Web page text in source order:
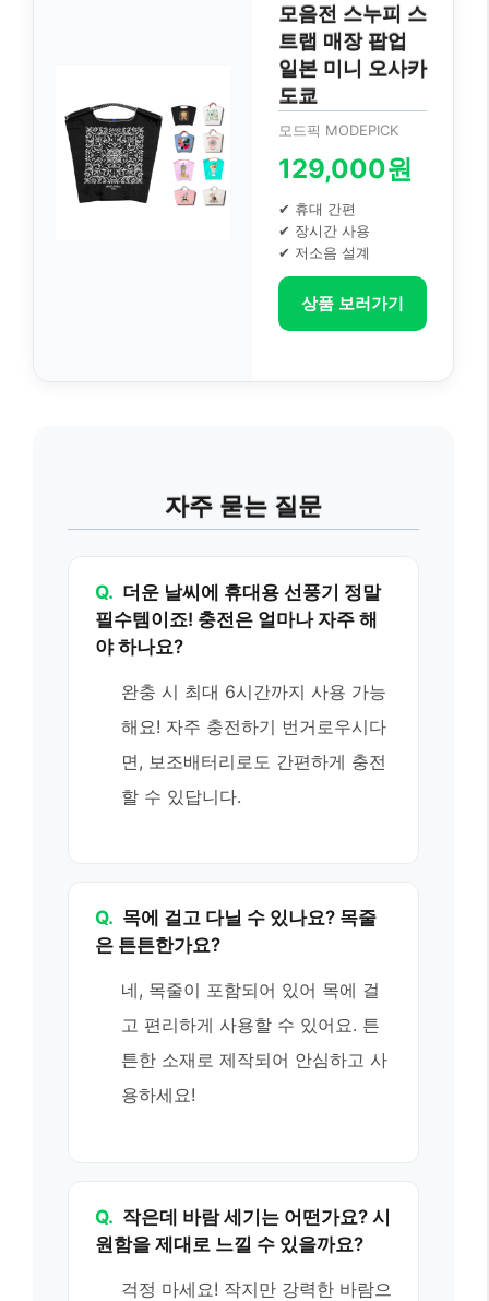
모음전 스누피 스
트랩 매장 팝업
일본 미니 오사카
도쿄
모드픽 MODEPICK
129,000원
✔ 휴대 간편
✔ 장시간 사용
✔ 저소음 설계
상품 보러가기
자주 묻는 질문
Q. 더운 날씨에 휴대용 선풍기 정말
필수템이죠! 충전은 얼마나 자주 해
야 하나요?
완충 시 최대 6시간까지 사용 가능
해요! 자주 충전하기 번거로우시다
면, 보조배터리로도 간편하게 충전
할 수 있답니다.
Q. 목에 걸고 다닐 수 있나요? 목줄
은 튼튼한가요?
네, 목줄이 포함되어 있어 목에 걸
고 편리하게 사용할 수 있어요. 튼
튼한 소재로 제작되어 안심하고 사
용하세요!
Q. 작은데 바람 세기는 어떤가요? 시
원함을 제대로 느낄 수 있을까요?
걱정 마세요! 작지만 강력한 바람으